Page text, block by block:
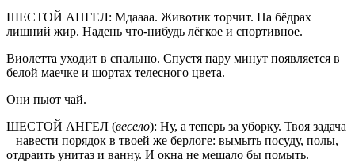
ШЕСТОЙ АНГЕЛ: Мдаааа. Животик торчит. На бёдрах
лишний жир. Надень что-нибудь лёгкое и спортивное.
Виолетта уходит в спальню. Спустя пару минут появляется в
белой маечке и шортах телесного цвета.
Они пьют чай.
ШЕСТОЙ АНГЕЛ (весело): Ну, а теперь за уборку. Твоя задача
– навести порядок в твоей же берлоге: вымыть посуду, полы,
отдраить унитаз и ванну. И окна не мешало бы помыть.